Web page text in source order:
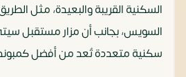
السكنية القريبة والبعيدة، مثل
السويس، بجانب أن مزار مستقبل
سكنية متعددة تُعد من أفضل